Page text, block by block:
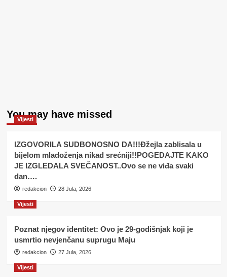
You may have missed
Vijesti
IZGOVORILA SUDBONOSNO DA!!!Đžejla zablisala u
bijelom mladoženja nikad srećniji!!POGEDAJTE KAKO
JE IZGLEDALA SVEČANOST..Ovo se ne viđa svaki
dan….
redakcion 28 Jula, 2026
Vijesti
Poznat njegov identitet: Ovo je 29-godišnjak koji je
usmrtio nevjenčanu suprugu Maju
redakcion 27 Jula, 2026
Vijesti